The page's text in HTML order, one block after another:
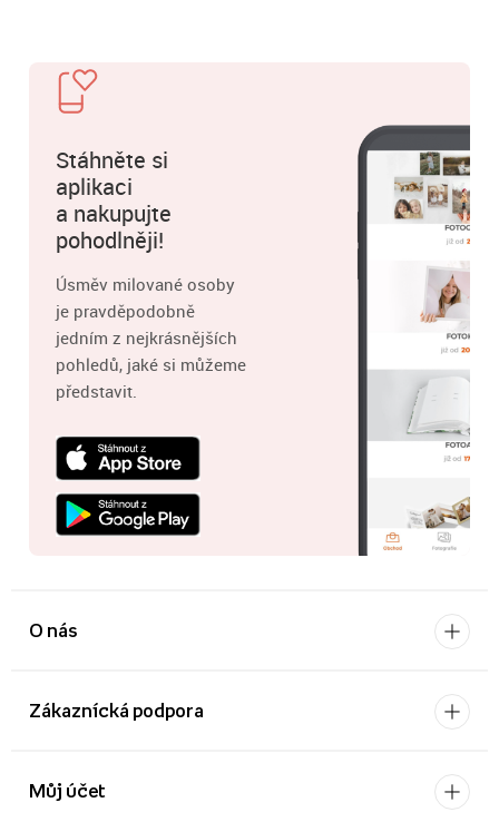
Stáhněte si
aplikaci
a nakupujte
pohodlněji!
Úsměv milované osoby
je pravděpodobně
jedním z nejkrásnějších
pohledů, jaké si můžeme
představit.
O nás
Zákaznícká podpora
Můj účet